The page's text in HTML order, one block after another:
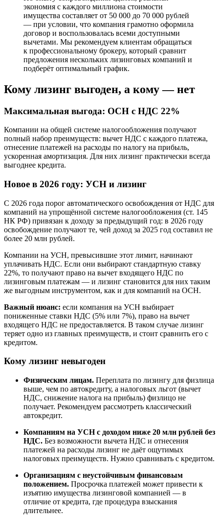
экономия с каждого миллиона стоимости
имущества составляет от 50 000 до 70 000 рублей
— при условии, что компания грамотно оформила
договор и воспользовалась всеми доступными
вычетами. Мы рекомендуем клиентам обращаться
к профессиональному брокеру, который сравнит
предложения нескольких лизинговых компаний и
подберёт оптимальный график.
Кому лизинг выгоден, а кому — нет
Максимальная выгода: ОСН с НДС 22%
Компании на общей системе налогообложения получают
полный набор преимуществ: вычет НДС с каждого платежа,
отнесение платежей на расходы по налогу на прибыль,
ускоренная амортизация. Для них лизинг практически всегда
выгоднее кредита.
Новое в 2026 году: УСН и лизинг
С 2026 года порог автоматического освобождения от НДС для
компаний на упрощённой системе налогообложения (ст. 145
НК РФ) привязан к доходу за предыдущий год: в 2026 году
освобождение получают те, чей доход за 2025 год составил не
более 20 млн рублей.
Компании на УСН, превысившие этот лимит, начинают
уплачивать НДС. Если они выбирают стандартную ставку
22%, то получают право на вычет входящего НДС по
лизинговым платежам — и лизинг становится для них таким
же выгодным инструментом, как и для компаний на ОСН.
Важный нюанс: если компания на УСН выбирает
пониженные ставки НДС (5% или 7%), право на вычет
входящего НДС не предоставляется. В таком случае лизинг
теряет одно из главных преимуществ, и стоит сравнить его с
кредитом.
Кому лизинг невыгоден
Физическим лицам. Переплата по лизингу для физлица
выше, чем по автокредиту, а налоговых льгот (вычет
НДС, снижение налога на прибыль) физлицо не
получает. Рекомендуем рассмотреть классический
автокредит.
Компаниям на УСН с доходом ниже 20 млн рублей без
НДС. Без возможности вычета НДС и отнесения
платежей на расходы лизинг не даёт ощутимых
налоговых преимуществ. Нужно сравнивать с кредитом.
Организациям с неустойчивым финансовым
положением. Просрочка платежей может привести к
изъятию имущества лизинговой компанией — в
отличие от кредита, где процедура взыскания
длительнее.